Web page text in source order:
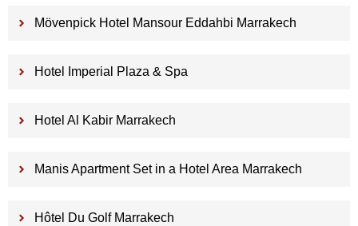
Mövenpick Hotel Mansour Eddahbi Marrakech
Hotel Imperial Plaza & Spa
Hotel Al Kabir Marrakech
Manis Apartment Set in a Hotel Area Marrakech
Hôtel Du Golf Marrakech